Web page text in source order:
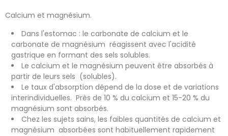
Calcium et magnésium.
Dans l'estomac : le carbonate de calcium et le
carbonate de magnésium réagissent avec l'acidité
gastrique en formant des sels solubles.
Le calcium et le magnésium peuvent être absorbés à
partir de leurs sels (solubles).
Le taux d'absorption dépend de la dose et de variations
interindividuelles. Près de 10 % du calcium et 15-20 % du
magnésium sont absorbés.
Chez les sujets sains, les faibles quantités de calcium et
magnésium absorbées sont habituellement rapidement